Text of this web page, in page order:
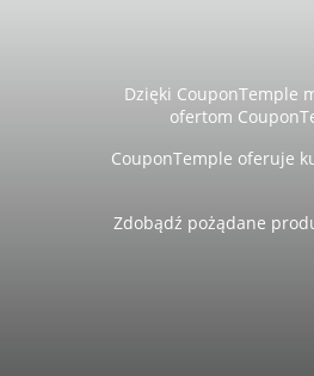
Dzięki CouponTemple
ofertom
CouponTemple oferuje
Zdobądź pożądane